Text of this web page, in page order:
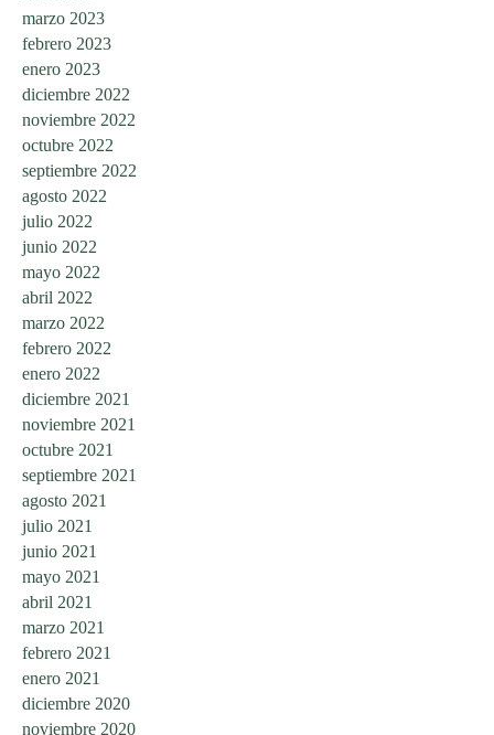
marzo 2023
febrero 2023
enero 2023
diciembre 2022
noviembre 2022
octubre 2022
septiembre 2022
agosto 2022
julio 2022
junio 2022
mayo 2022
abril 2022
marzo 2022
febrero 2022
enero 2022
diciembre 2021
noviembre 2021
octubre 2021
septiembre 2021
agosto 2021
julio 2021
junio 2021
mayo 2021
abril 2021
marzo 2021
febrero 2021
enero 2021
diciembre 2020
noviembre 2020